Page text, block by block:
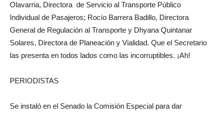
Olavarria, Directora de Servicio al Transporte Público
Individual de Pasajeros; Rocío Barrera Badillo, Directora
General de Regulación al Transporte y Dhyana Quintanar
Solares, Directora de Planeación y Vialidad. Que el Secretario
las presenta en todos lados como las incorruptibles. ¡Ah!
PERIODISTAS
Se instaló en el Senado la Comisión Especial para dar